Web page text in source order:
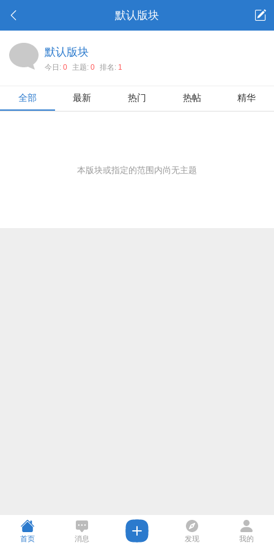
默认版块
默认版块
今日: 0 主题: 0 排名: 1
全部 最新 热门 热帖 精华
本版块或指定的范围内尚无主题
首页 消息 发现 我的